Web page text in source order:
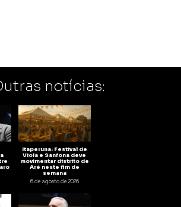
notícias:
Itaperuna: Festival de
Viola e Sanfona deve
movimentar distrito de
Aré neste fim de
semana
6 de agosto de 2026